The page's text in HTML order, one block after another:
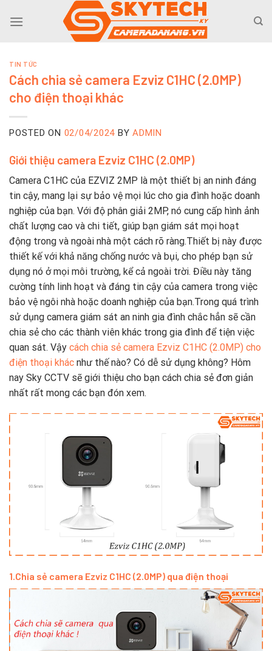
TIN TỨC
Cách chia sẻ camera Ezviz C1HC (2.0MP)
cho điện thoại khác
POSTED ON 02/04/2024 BY ADMIN
Giới thiệu camera Ezviz C1HC (2.0MP)
Camera C1HC của EZVIZ 2MP là một thiết bị an ninh đáng
tin cậy, mang lại sự bảo vệ mọi lúc cho gia đình hoặc doanh
nghiệp của bạn. Với độ phân giải 2MP, nó cung cấp hình ảnh
chất lượng cao và chi tiết, giúp bạn giám sát mọi hoạt
động trong và ngoài nhà một cách rõ ràng.Thiết bị này được
thiết kế với khả năng chống nước và bụi, cho phép bạn sử
dụng nó ở mọi môi trường, kể cả ngoài trời. Điều này tăng
cường tính linh hoạt và đáng tin cậy của camera trong việc
bảo vệ ngôi nhà hoặc doanh nghiệp của bạn.Trong quá trình
sử dụng camera giám sát an ninh gia đình chắc hẳn sẽ cần
chia sẻ cho các thành viên khác trong gia đình để tiện việc
quan sát. Vậy cách chia sẻ camera Ezviz C1HC (2.0MP) cho
điện thoại khác như thế nào? Có dễ sử dụng không? Hôm
nay Sky CCTV sẽ giới thiệu cho bạn cách chia sẻ đơn giản
nhất rất mong các bạn đón xem.
1.Chia sẻ camera Ezviz C1HC (2.0MP) qua điện thoại